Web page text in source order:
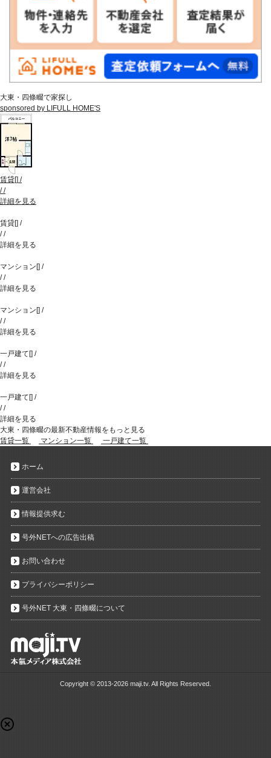
大東・四條畷で家探し
sponsored by LIFULL HOME'S
賃貸[] /
//
詳細を見る
賃貸[] /
//
詳細を見る
マンション [] /
//
詳細を見る
マンション [] /
//
詳細を見る
一戸建て [] /
//
詳細を見る
一戸建て [] /
//
詳細を見る
大東・四條畷の最新不動産情報をもっと見る
賃貸一覧
マンション一覧 一戸建て一覧
ホーム
運営会社
情報提供求む
号外NETへの広告出稿
お問い合わせ
プライバシーポリシー
号外NET 大東・四條畷について
Copyright © 2013-2026 maji.tv. All Rights Reserved.